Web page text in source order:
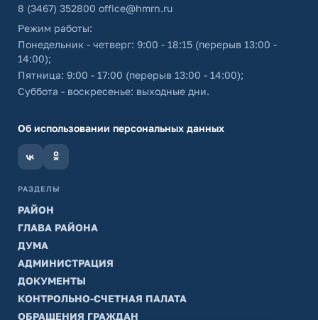
8 (3467) 352800 office@hmrn.ru
Режим работы:
Понедельник - четверг: 9:00 - 18:15 (перерыв 13:00 -
14:00);
Пятница: 9:00 - 17:00 (перерыв 13:00 - 14:00);
Суббота - воскресенье: выходные дни.
Об использовании персональных данных
РАЗДЕЛЫ
РАЙОН
ГЛАВА РАЙОНА
ДУМА
АДМИНИСТРАЦИЯ
ДОКУМЕНТЫ
КОНТРОЛЬНО-СЧЕТНАЯ ПАЛАТА
ОБРАЩЕНИЯ ГРАЖДАН